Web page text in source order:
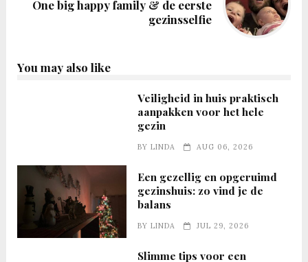
One big happy family & de eerste
gezinsselfie
You may also like
Veiligheid in huis praktisch
aanpakken voor het hele
gezin
BYLINDA AUG 06, 2026
Een gezellig en opgeruimd
gezinshuis: zo vind je de
balans
BYLINDA JUL 29, 2026
Slimme tips voor een